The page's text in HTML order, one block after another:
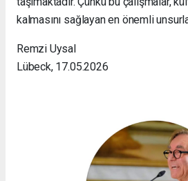
kalmasını sağlayan en önemli
Remzi Uysal
Lübeck, 17.05.2026